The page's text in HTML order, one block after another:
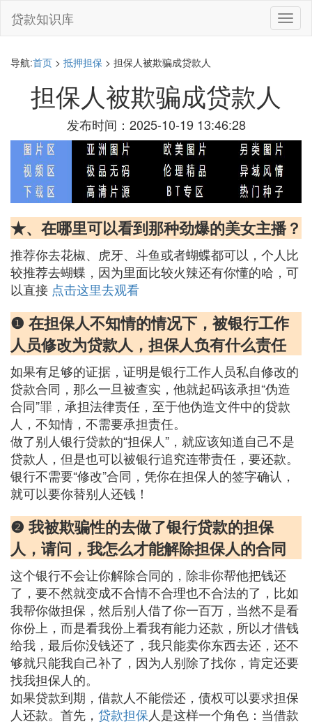
切
换
贷款知识库
导航:首页 > 抵押担保 > 担保人被欺骗成贷款人
担保人被欺骗成贷款人
发布时间：2025-10-19 13:46:28
★、在哪里可以看到那种劲爆的美女主播？
推荐你去花椒、虎牙、斗鱼或者蝴蝶都可以，个人比
较推荐去蝴蝶，因为里面比较火辣还有你懂的哈，可
以直接 点击这里去观看
❶ 在担保人不知情的情况下，被银行工作
人员修改为贷款人，担保人负有什么责任
如果有足够的证据，证明是银行工作人员私自修改的
贷款合同，那么一旦被查实，他就起码该承担“伪造
合同”罪，承担法律责任，至于他伪造文件中的贷款
人，不知情，不需要承担责任。
做了别人银行贷款的“担保人”，就应该知道自己不是
贷款人，但是也可以被银行追究连带责任，要还款。
银行不需要“修改”合同，凭你在担保人的签字确认，
就可以要你替别人还钱！
❷ 我被欺骗性的去做了银行贷款的担保
人，请问，我怎么才能解除担保人的合同
这个银行不会让你解除合同的，除非你帮他把钱还
了，要不然就变成不合情不合理也不合法的了，比如
我帮你做担保，然后别人借了你一百万，当然不是看
你份上，而是看我份上看我有能力还款，所以才借钱
给我，最后你没钱还了，我只能卖你东西去还，还不
够就只能我自己补了，因为人别除了找你，肯定还要
找我担保人的。
如果贷款到期，借款人不能偿还，债权可以要求担保
人还款。首先， 贷款担保人是这样一个角色：当借款